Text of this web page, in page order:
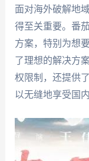
面对海外破解地
得至关重要。番
方案，特别为想
了理想的解决方
权限制，还提供
以无缝地享受国